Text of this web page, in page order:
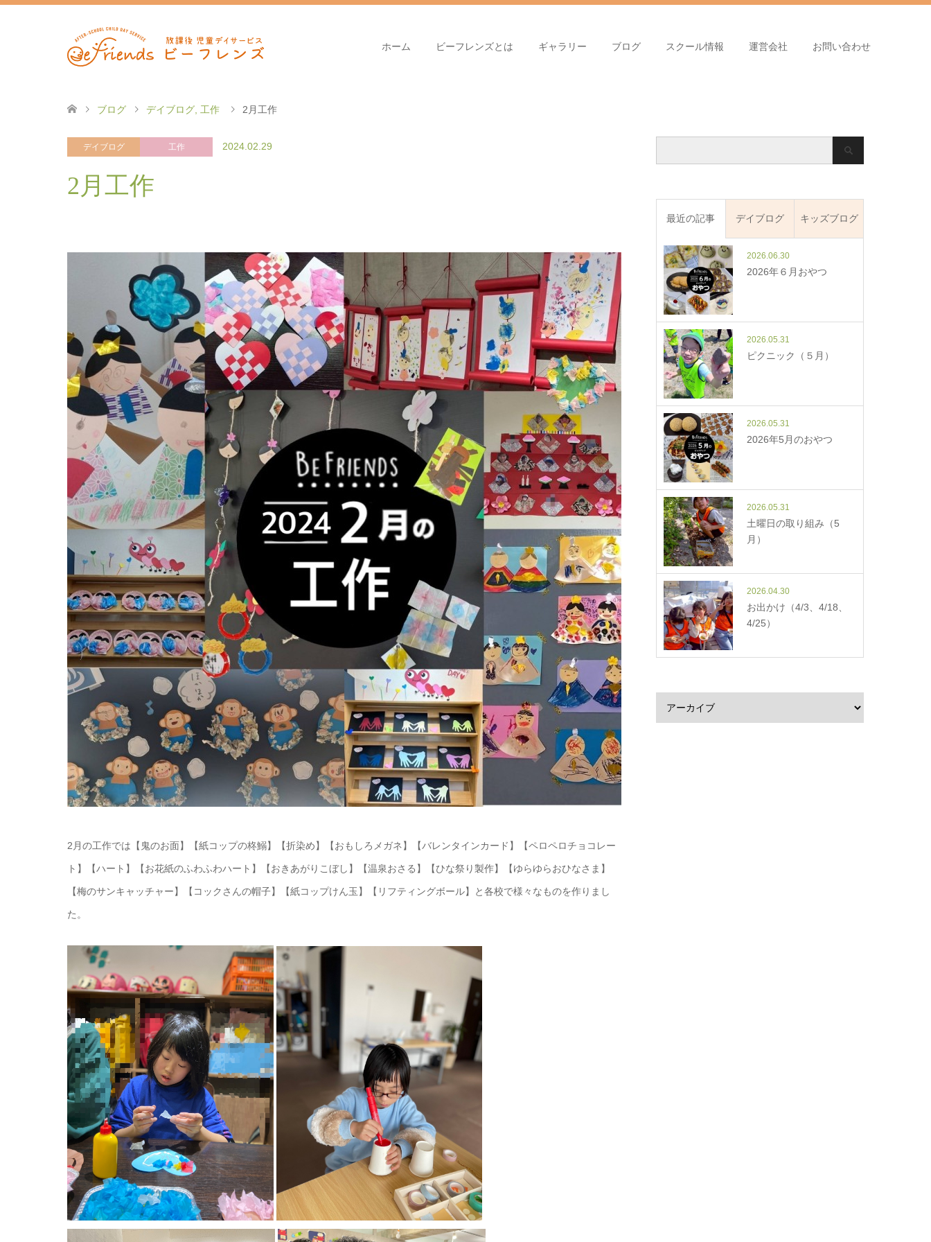
ホーム ビーフレンズとは ギャラリー ブログ スクール情報 運営会社 お問い合わせ
ブログ デイブログ 工作 2月工作
デイブログ 工作 2024.02.29
2月工作
2月の工作では【鬼のお面】【紙コップの柊鰯】【折染め】【おもしろメガネ】【バレンタインカード】【ペロペロチョコレー
ト】【ハート】【お花紙のふわふわハート】【おきあがりこぼし】【温泉おさる】【ひな祭り製作】【ゆらゆらおひなさま】
【梅のサンキャッチャー】【コックさんの帽子】【紙コップけん玉】【リフティングボール】と各校で様々なものを作りまし
た。
最近の記事 デイブログ キッズブログ
2026.06.30
2026年６月おやつ
2026.05.31
ピクニック（５月）
2026.05.31
2026年5月のおやつ
2026.05.31
土曜日の取り組み（5
月）
2026.04.30
お出かけ（4/3、4/18、
4/25）